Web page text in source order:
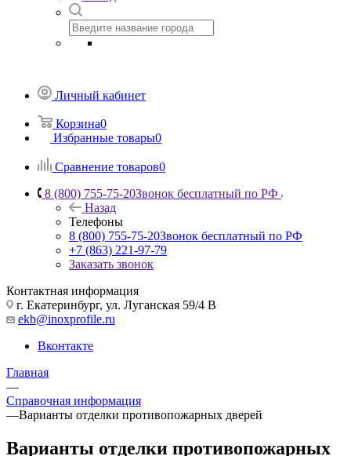
Личный кабинет
Корзина0
Избранные товары0
Сравнение товаров0
8 (800) 755-75-20Звонок бесплатный по РФ
Назад
Телефоны
8 (800) 755-75-20Звонок бесплатный по РФ
+7 (863) 221-97-79
Заказать звонок
Контактная информация
г. Екатеринбург, ул. Луганская 59/4 В
ekb@inoxprofile.ru
Вконтакте
Главная
—
Справочная информация
—Варианты отделки противопожарных дверей
Варианты отделки противопожарных